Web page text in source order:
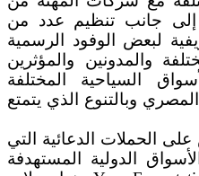
إلى جانب تنظيم عدد من
لبعض الوفود الرسمية
والمدونين والمؤثرين
السياحية المختلفة
وبالتنوع الذي يتمتع
الحملات الدعائية التي
الدولية المستهدفة